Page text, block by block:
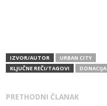
IZVOR/AUTOR
URBAN CITY
KLJUČNE REČI/TAGOVI
DONACIJA
PRETHODNI ČLANAK